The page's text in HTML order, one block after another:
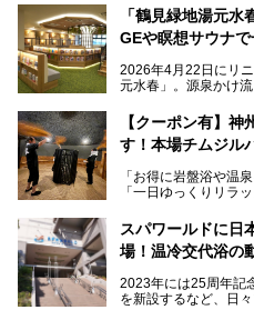
当初の計画から約5
サウナ・岩盤浴・フ
を融合した、これまで
今回はオープン前の
サウナー注目の3種
高い岩盤浴エリア、
スマシンなど、見ど
「鶴見緑地湯元
GEや瞑想サウナ
2026年4月22日にリ
元水春」。源泉かけ
に“一日中くつろげる
今回のリニューアル
見どころが盛りだく
ろん、休日にゆった
本記事では、そんな
紹介します。これか
い。
【クーポン有】神
す！本場チムジル
「お得に岩盤浴や温
「一日ゆっくりリラ
利用できる「神州温
あるごの湯は、大阪
チムジルバン（岩盤
タイムまで満喫でき
スパワールドに日
場！温冷交代浴の
2023年には25周年記
を新設するなど、日